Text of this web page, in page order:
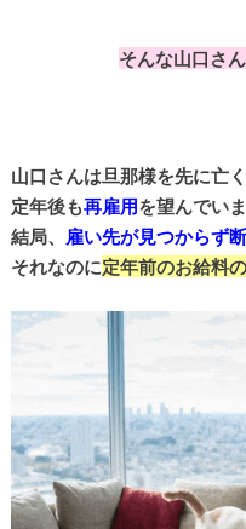
そんな山口さ
山口さんは旦那様を先に亡
定年後も再雇用を望んでいま
結局、
雇い先が見つからず断
それなのに定年前のお給料の